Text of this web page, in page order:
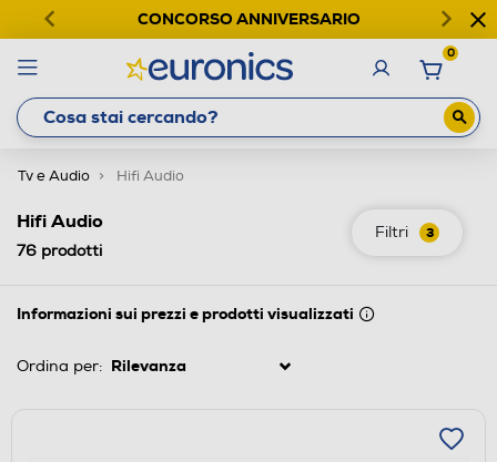
CONCORSO ANNIVERSARIO
0
Tv e Audio Hifi Audio
Filtri 3
Hifi Audio
76 prodotti
Informazioni sui prezzi e prodotti visualizzati
Ordina per: